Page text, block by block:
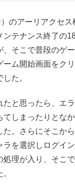
のアーリアクセス
ンテナンス終了の
、そこで普段のゲ
ーム開始画面をク
た。
たと思ったら、エ
てしまったりとな
た。さらにそこか
ラを選択しログイ
処理が入り、そこ